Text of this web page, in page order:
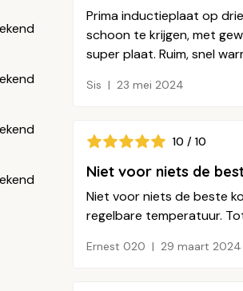
Prima inductieplaat op
schoon te krijgen, met
super plaat. Ruim, snel
Sis 23 mei 2024
10 / 10
Niet voor niets de
Niet voor niets de beste
regelbare temperatuur.
Ernest 020 29 maart 2024